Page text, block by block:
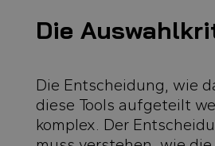
Die
Die Entscheidung, wie
diese Tools aufgeteilt
komplex. Der